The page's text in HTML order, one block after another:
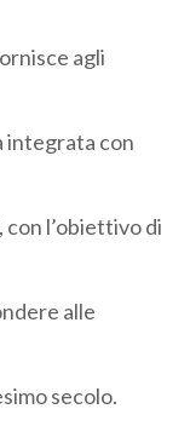
agli
integrata con
l’obiettivo di
alle
secolo.